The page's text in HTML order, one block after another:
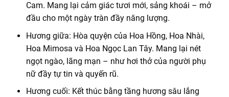
Cam. Mang lại cảm giác tươi mới, sảng khoái – mở
đầu cho một ngày tràn đầy năng lượng.
Hương giữa: Hòa quyện của Hoa Hồng, Hoa Nhài,
Hoa Mimosa và Hoa Ngọc Lan Tây. Mang lại nét
ngọt ngào, lãng mạn – như hơi thở của người phụ
nữ đầy tự tin và quyến rũ.
Hương cuối: Kết thúc bằng tầng hương sâu lắng